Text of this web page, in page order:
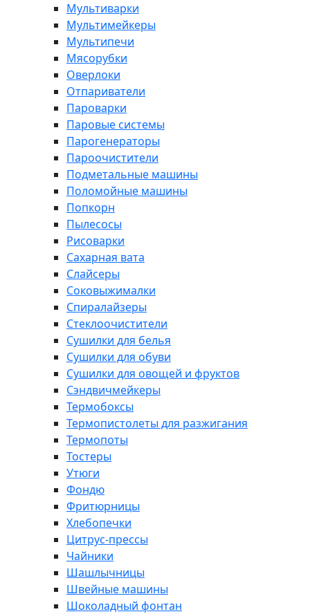
Мультиварки
Мультимейкеры
Мультипечи
Мясорубки
Оверлоки
Отпариватели
Пароварки
Паровые системы
Парогенераторы
Пароочистители
Подметальные машины
Поломойные машины
Попкорн
Пылесосы
Рисоварки
Сахарная вата
Слайсеры
Соковыжималки
Спиралайзеры
Стеклоочистители
Сушилки для белья
Сушилки для обуви
Сушилки для овощей и фруктов
Сэндвичмейкеры
Термобоксы
Термопистолеты для разжигания
Термопоты
Тостеры
Утюги
Фондю
Фритюрницы
Хлебопечки
Цитрус-прессы
Чайники
Шашлычницы
Швейные машины
Шоколадный фонтан